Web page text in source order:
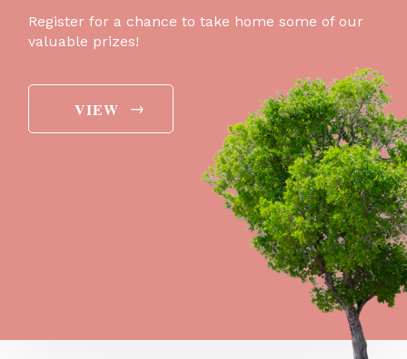
Register for a chance to take home some of our
valuable prizes!
VIEW →